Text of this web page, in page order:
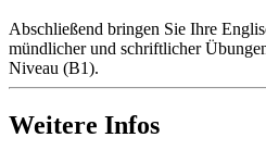
Abschließend bringen Sie Ihre
mündlicher und schriftlicher
Niveau (B1).
Weitere Infos